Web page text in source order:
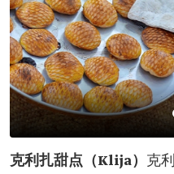
克利扎甜点（Klija） 克